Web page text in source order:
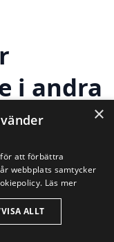
i andra
kan vara
det vara bra
Om du
×
att förbättra
webbplats samtycker
Läs mer
ALLT